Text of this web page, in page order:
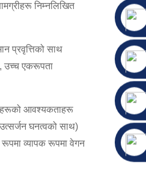
निम्नलिखित
प्रवृत्तिको साथ
उच्च एकरूपता
आवश्यकताहरू
घनत्वको साथ)
व्यापक रूपमा वेगन